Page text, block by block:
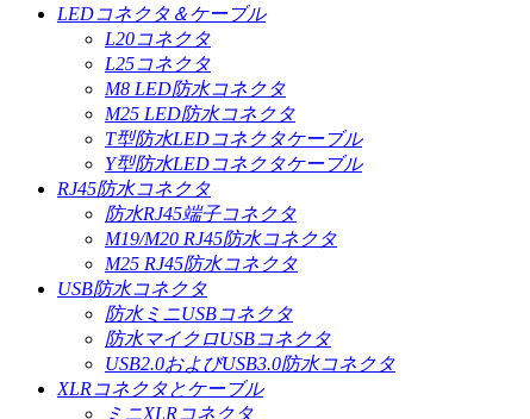
LEDコネクタ＆ケーブル
L20コネクタ
L25コネクタ
M8 LED防水コネクタ
M25 LED防水コネクタ
T型防水LEDコネクタケーブル
Y型防水LEDコネクタケーブル
RJ45防水コネクタ
防水RJ45端子コネクタ
M19/M20 RJ45防水コネクタ
M25 RJ45防水コネクタ
USB防水コネクタ
防水ミニUSBコネクタ
防水マイクロUSBコネクタ
USB2.0およびUSB3.0防水コネクタ
XLRコネクタとケーブル
ミニXLRコネクタ